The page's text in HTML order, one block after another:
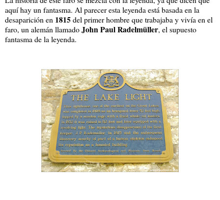
aquí hay un fantasma. Al parecer esta leyenda está basada en la
desaparición en 1815del primer hombre que trabajaba y vivía en el
faro, un alemán llamadoJohn Paul Radelmüller, el supuesto
fantasma de la leyenda.